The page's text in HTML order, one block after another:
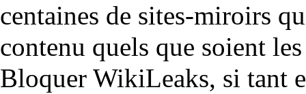
centaines de sites-miroirs
contenu quels que soient
Bloquer WikiLeaks, si tant